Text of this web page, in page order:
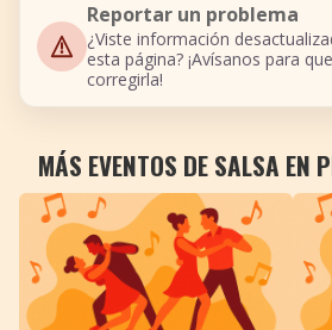
Reportar un problema
¿Viste información
esta página? ¡Avísanos para
corregirla!
MÁS EVENTOS DE SALSA EN